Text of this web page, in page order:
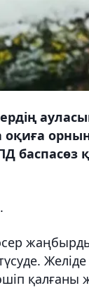
оқиға
баспасөз
өшіп